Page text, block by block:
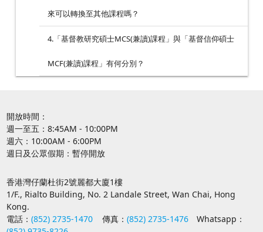
來可以轉換至其他課程嗎？
4.「基督教研究碩士MCS(兼讀)課程」與「基督信仰碩士
MCF(兼讀)課程」有何分別？
開放時間：
週一至五：8:45AM - 10:00PM
週六：10:00AM - 6:00PM
週日及公眾假期：暫停開放
香港灣仔蘭杜街2號麗都大廈1樓
1/F., Rialto Building, No. 2 Landale Street, Wan Chai, Hong
Kong.
電話： (852) 2735-1470傳真： (852) 2735-1476Whatsapp：